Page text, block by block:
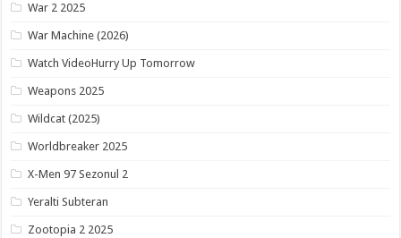
War 2 2025
War Machine (2026)
Watch VideoHurry Up Tomorrow
Weapons 2025
Wildcat (2025)
Worldbreaker 2025
X-Men 97 Sezonul 2
Yeralti Subteran
Zootopia 2 2025